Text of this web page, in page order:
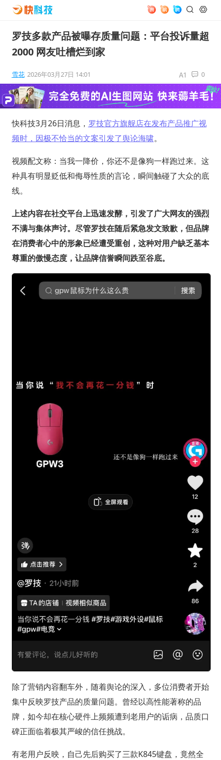
罗技多款产品被曝存质量问题：平台投诉量超
2000 网友吐槽烂到家
雪花 2026年03月27日 14:01 0
快科技3月26日消息， 罗技官方旗舰店在发布产品推广视
频时，因极不恰当的文案引发了舆论海啸。
视频配文称：当我一降价，你还不是像狗一样跑过来。这
种具有明显贬低和侮辱性质的言论，瞬间触碰了大众的底
线。
上述内容在社交平台上迅速发酵，引发了广大网友的强烈
不满与集体声讨。尽管罗技在随后紧急发文致歉，但品牌
在消费者心中的形象已经遭受重创，这种对用户缺乏基本
尊重的傲慢态度，让品牌信誉瞬间跌至谷底。
除了营销内容翻车外，随着舆论的深入，多位消费者开始
集中反映罗技产品的质量问题。曾经以高性能著称的品
牌，如今却在核心硬件上频频遭到老用户的诟病，品质口
碑正面临着极其严峻的信任挑战。
有老用户反映，自己先后购买了三款K845键盘，竟然全